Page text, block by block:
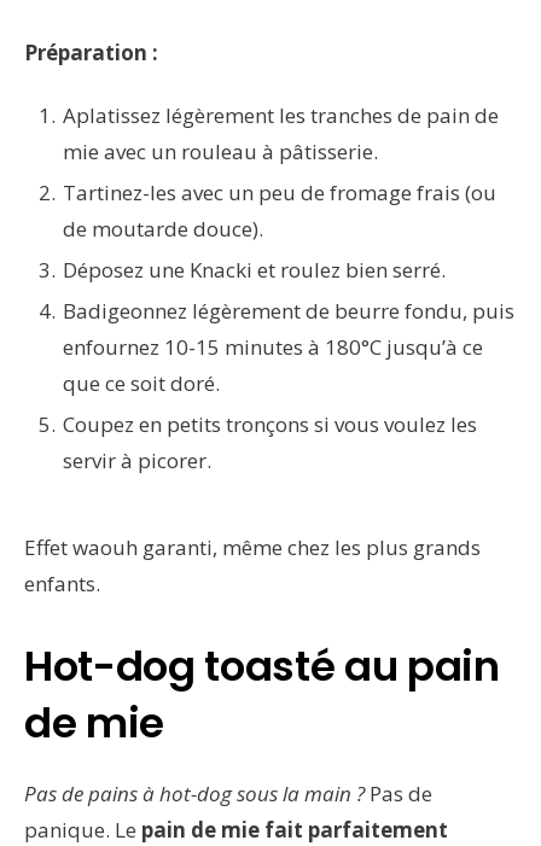
Préparation :
Aplatissez légèrement les tranches de pain de
mie avec un rouleau à pâtisserie.
Tartinez-les avec un peu de fromage frais (ou
de moutarde douce).
Déposez une Knacki et roulez bien serré.
Badigeonnez légèrement de beurre fondu, puis
enfournez 10-15 minutes à 180°C jusqu’à ce
que ce soit doré.
Coupez en petits tronçons si vous voulez les
servir à picorer.
Effet waouh garanti, même chez les plus grands
enfants.
Hot-dog toasté au pain
de mie
Pas de pains à hot-dog sous la main ?Pas de
panique. Le pain de mie fait parfaitement